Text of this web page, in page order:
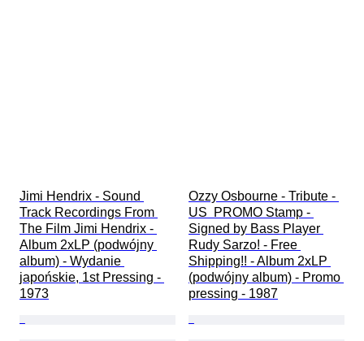
Jimi Hendrix - Sound
Track Recordings From
The Film Jimi Hendrix -
Album 2xLP (podwójny
album) - Wydanie
japońskie, 1st Pressing -
1973
Ozzy Osbourne - Tribute -
US  PROMO Stamp -
Signed by Bass Player
Rudy Sarzo! - Free
Shipping!! - Album 2xLP
(podwójny album) - Promo
pressing - 1987